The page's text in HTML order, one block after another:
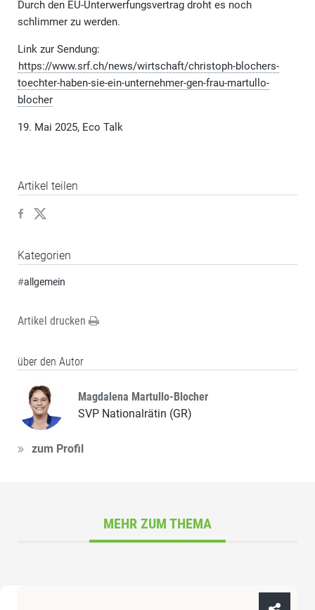
Durch den EU-Unterwerfungsvertrag droht es noch
schlimmer zu werden.
Link zur Sendung:
https://www.srf.ch/news/wirtschaft/christoph-blochers-
toechter-haben-sie-ein-unternehmer-gen-frau-martullo-
blocher
19. Mai 2025, Eco Talk
Artikel teilen
Kategorien
#allgemein
Artikel drucken
über den Autor
Magdalena Martullo-Blocher
SVP Nationalrätin (GR)
zum Profil
MEHR ZUM THEMA